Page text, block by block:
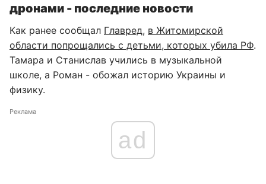
дронами - последние новости
Как ранее сообщал Главред, в Житомирской
области попрощались с детьми, которых убила РФ.
Тамара и Станислав учились в музыкальной
школе, а Роман - обожал историю Украины и
физику.
Реклама
ad